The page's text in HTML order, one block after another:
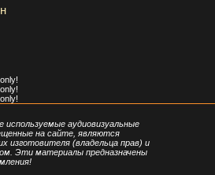
используемые аудиовизуальные
на сайте, являются
изготовителя (владельца прав) и
Эти материалы предназначены